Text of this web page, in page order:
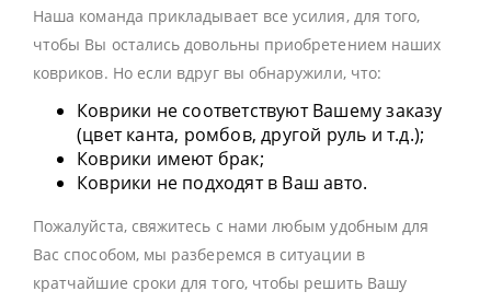
Наша команда прикладывает все усилия, для того,
чтобы Вы остались довольны приобретением наших
ковриков. Но если вдруг вы обнаружили, что:
Коврики не соответствуют Вашему заказу
(цвет канта, ромбов, другой руль и т.д.);
Коврики имеют брак;
Коврики не подходят в Ваш авто.
Пожалуйста, свяжитесь с нами любым удобным для
Вас способом, мы разберемся в ситуации в
кратчайшие сроки для того, чтобы решить Вашу